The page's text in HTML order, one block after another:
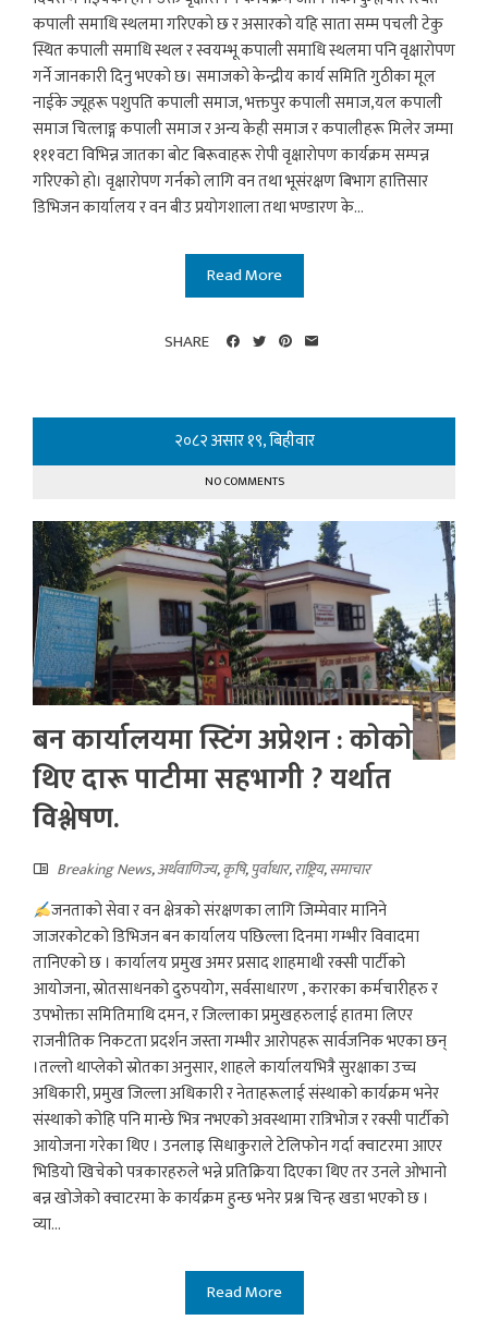
कपाली समाधि स्थलमा गरिएकाे छ र असारकाे यहि साता सम्म पचली टेकु
स्थित कपाली समाधि स्थल र स्वयम्भू कपाली समाधि स्थलमा पनि वृक्षाराेपण
गर्ने जानकारी दिनु भएकाे छ। समाजकाे केन्द्रीय कार्य समिति गुठीका मूल
नाईके ज्यूहरू पशुपति कपाली समाज, भक्तपुर कपाली समाज,यल कपाली
समाज चित्लाङ्ग कपाली समाज र अन्य केही समाज र कपालीहरू मिलेर जम्मा
१११वटा विभिन्न जातका बाेट बिरूवाहरू राेपी वृक्षाराेपण कार्यक्रम सम्पन्न
गरिएकाे हाे। वृक्षाराेपण गर्नकाे लागि वन तथा भूसंरक्षण बिभाग हात्तिसार
डिभिजन कार्यालय र वन बीउ प्रयाेगशाला तथा भण्डारण के...
Read More
SHARE
२०८२ असार १९, बिहीवार
NO COMMENTS
बन कार्यालयमा स्टिंग अप्रेशन : काेकाे
थिए दारू पाटीमा सहभागी ? यर्थात
विश्लेषण.
Breaking News,अर्थवाणिज्य,कृषि,पुर्वाधार,राष्ट्रिय,समाचार
जनताको सेवा र वन क्षेत्रको संरक्षणका लागि जिम्मेवार मानिने
जाजरकोटको डिभिजन बन कार्यालय पछिल्ला दिनमा गम्भीर विवादमा
तानिएको छ । कार्यालय प्रमुख अमर प्रसाद शाहमाथी रक्सी पार्टीको
आयोजना, स्रोतसाधनको दुरुपयोग, सर्वसाधारण , करारका कर्मचारीहरु र
उपभोक्ता समितिमाथि दमन, र जिल्लाका प्रमुखहरुलाई हातमा लिएर
राजनीतिक निकटता प्रदर्शन जस्ता गम्भीर आरोपहरू सार्वजनिक भएका छन्
।तल्लो थाप्लेको स्रोतका अनुसार, शाहले कार्यालयभित्रै सुरक्षाका उच्च
अधिकारी, प्रमुख जिल्ला अधिकारी र नेताहरूलाई संस्थाको कार्यक्रम भनेर
संस्थाको कोहि पनि मान्छे भित्र नभएको अवस्थामा रात्रिभोज र रक्सी पार्टीको
आयोजना गरेका थिए । उनलाइ सिधाकुराले टेलिफोन गर्दा क्वाटरमा आएर
भिडियो खिचेको पत्रकारहरुले भन्ने प्रतिक्रिया दिएका थिए तर उनले ओभानो
बन्न खोजेको क्वाटरमा के कार्यक्रम हुन्छ भनेर प्रश्न चिन्ह खडा भएको छ ।
व्या...
Read More